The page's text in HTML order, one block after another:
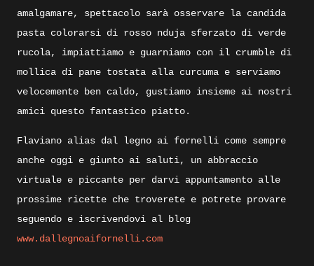
amalgamare, spettacolo sarà osservare la candida
pasta colorarsi di rosso nduja sferzato di verde
rucola, impiattiamo e guarniamo con il crumble di
mollica di pane tostata alla curcuma e serviamo
velocemente ben caldo, gustiamo insieme ai nostri
amici questo fantastico piatto.
Flaviano alias dal legno ai fornelli come sempre
anche oggi e giunto ai saluti, un abbraccio
virtuale e piccante per darvi appuntamento alle
prossime ricette che troverete e potrete provare
seguendo e iscrivendovi al blog
www.dallegnoaifornelli.com